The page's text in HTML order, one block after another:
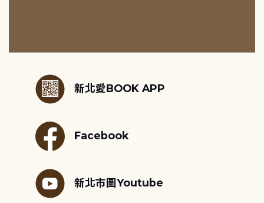
新北愛BOOK APP
Facebook
新北市圖Youtube